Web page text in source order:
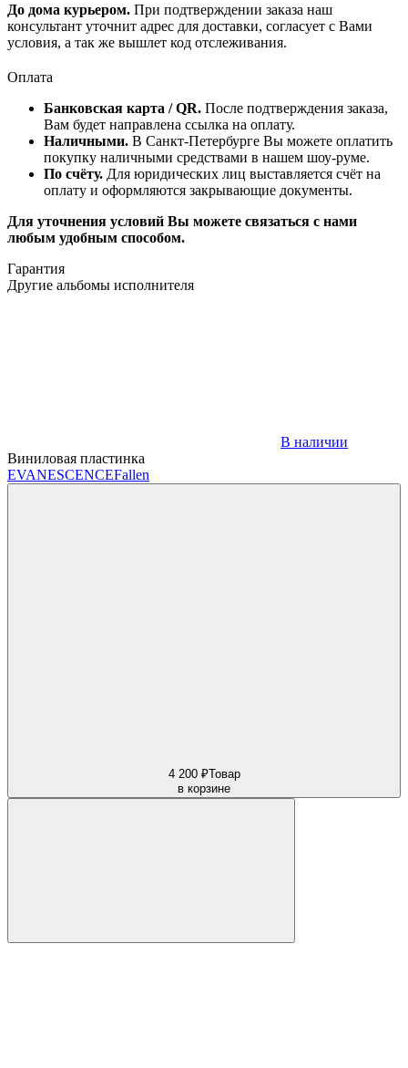
До дома курьером. При подтверждении заказа наш
консультант уточнит адрес для доставки, согласует с Вами
условия, а так же вышлет код отслеживания.
Оплата
Банковская карта / QR. После подтверждения заказа,
Вам будет направлена ссылка на оплату.
Наличными. В Санкт-Петербурге Вы можете оплатить
покупку наличными средствами в нашем шоу-руме.
По счёту. Для юридических лиц выставляется счёт на
оплату и оформляются закрывающие документы.
Для уточнения условий Вы можете связаться с нами
любым удобным способом.
Гарантия
Другие альбомы исполнителя
В наличии
Виниловая пластинка
EVANESCENCEFallen
4 200 ₽Товар
в корзине